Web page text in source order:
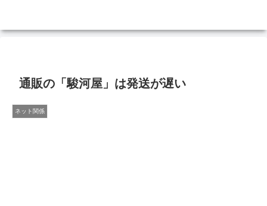
通販の「駿河屋」は発送が遅い
ネット関係